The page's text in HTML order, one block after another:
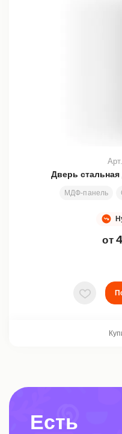
Дверь
МДФ-панель
от
В
Есть